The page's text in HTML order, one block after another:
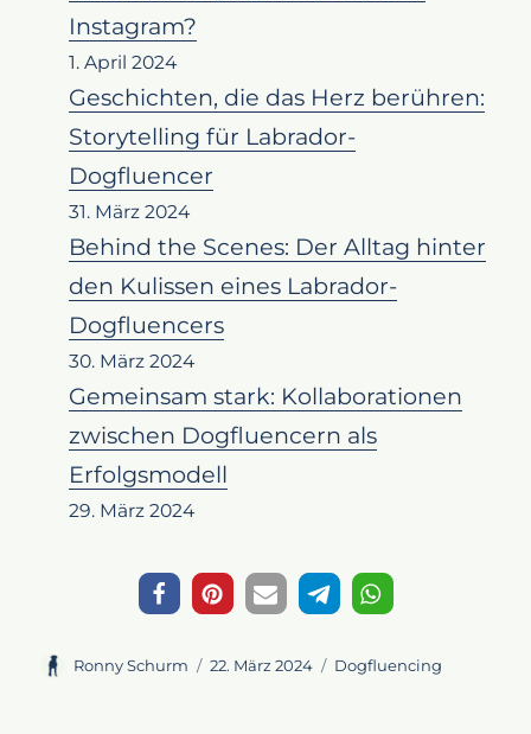
Instagram?
1. April 2024
Geschichten, die das Herz berühren:
Storytelling für Labrador-
Dogfluencer
31. März 2024
Behind the Scenes: Der Alltag hinter
den Kulissen eines Labrador-
Dogfluencers
30. März 2024
Gemeinsam stark: Kollaborationen
zwischen Dogfluencern als
Erfolgsmodell
29. März 2024
Autor
Ronny Schurm
Veröffentlicht
22. März 2024 Kategorien
Dogfluencing